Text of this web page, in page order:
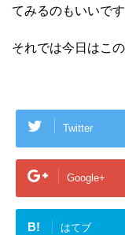
てみるのもいいです
それでは今日はこの
Twitter
Google+
B! はてブ